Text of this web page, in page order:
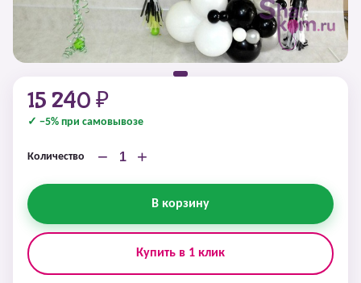
15 240 ₽
✓ −5% при самовывозе
Количество − +
В корзину
Купить в 1 клик